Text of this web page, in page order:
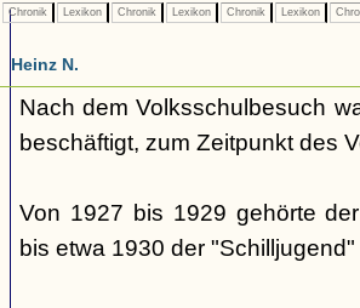
Chronik Lexikon Chronik Lexikon Chronik Lexikon
Heinz N.
Nach dem Volksschulbesuch
beschäftigt, zum Zeitpunkt des
Von 1927 bis 1929 gehörte
bis etwa 1930 der "Schilljugend"